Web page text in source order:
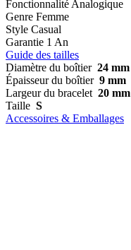
Fonctionnalité Analogique
Genre Femme
Style Casual
Garantie 1 An
Guide des tailles
Diamètre du boîtier 24 mm
Épaisseur du boîtier 9 mm
Largeur du bracelet 20 mm
Taille S
Accessoires & Emballages